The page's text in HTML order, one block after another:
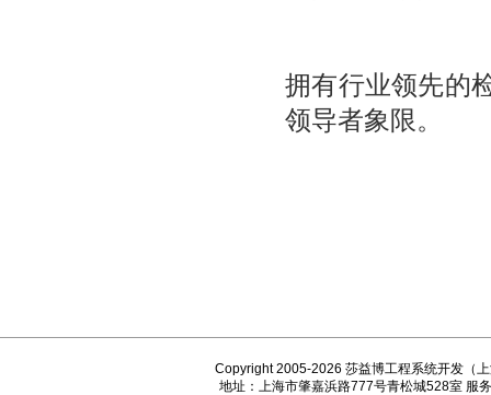
拥有行业领先的
领导者象限。
Copyright 2005-2026 莎益博工程系统开发（
地址：上海市肇嘉浜路777号青松城528室 服